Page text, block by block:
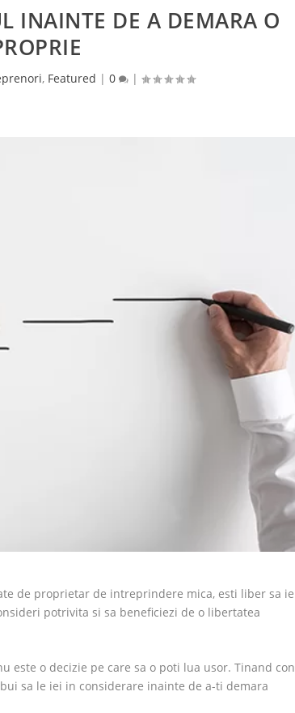
INAINTE DE A DEMARA O
, Featured |0 |
de proprietar de intreprindere mica, esti liber sa
potrivita si sa beneficiezi de o libertatea
o decizie pe care sa o poti lua usor. Tinand
sa le iei in considerare inainte de a-ti demara